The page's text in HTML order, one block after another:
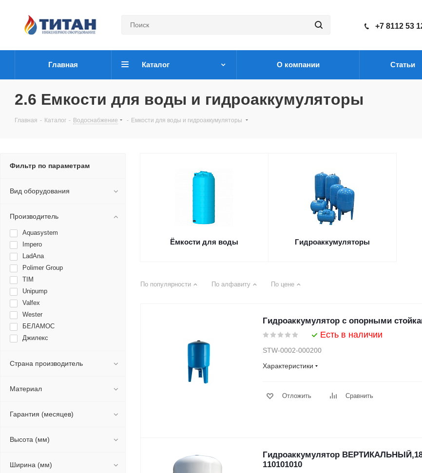
+7 8112 53
Главная Каталог О компании Статьи
2.6 Емкости для воды и гидроаккумуляторы
Главная - Каталог - Водоснабжение - Емкости для воды и гидроаккумуляторы
Ёмкости для воды Гидроаккумуляторы
По популярности По алфавиту По цене
Гидроаккумулятор с опорными
Есть в наличии
STW-0002-000200
Характеристики
Отложить Сравнить
Гидроаккумулятор
110101010
Фильтр по параметрам
Вид оборудования
Производитель
Aquasystem
Impero
LadAna
Polimer Group
TIM
Unipump
Valfex
Wester
БЕЛАМОС
Джилекс
Страна производитель
Материал
Гарантия (месяцев)
Высота (мм)
Ширина (мм)